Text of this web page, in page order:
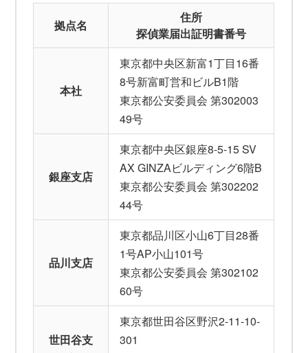
拠点名
住所
探偵業届出証明書番号
本社
東京都中央区新富1丁目16番
8号新富町営和ビルB1階
東京都公安委員会 第302003
49号
銀座支店
東京都中央区銀座8-5-15 SV
AX GINZAビルディング6階B
東京都公安委員会 第302202
44号
品川支店
東京都品川区小山6丁目28番
1号AP小山101号
東京都公安委員会 第302102
60号
世田谷支
東京都世田谷区野沢2-11-10-
301